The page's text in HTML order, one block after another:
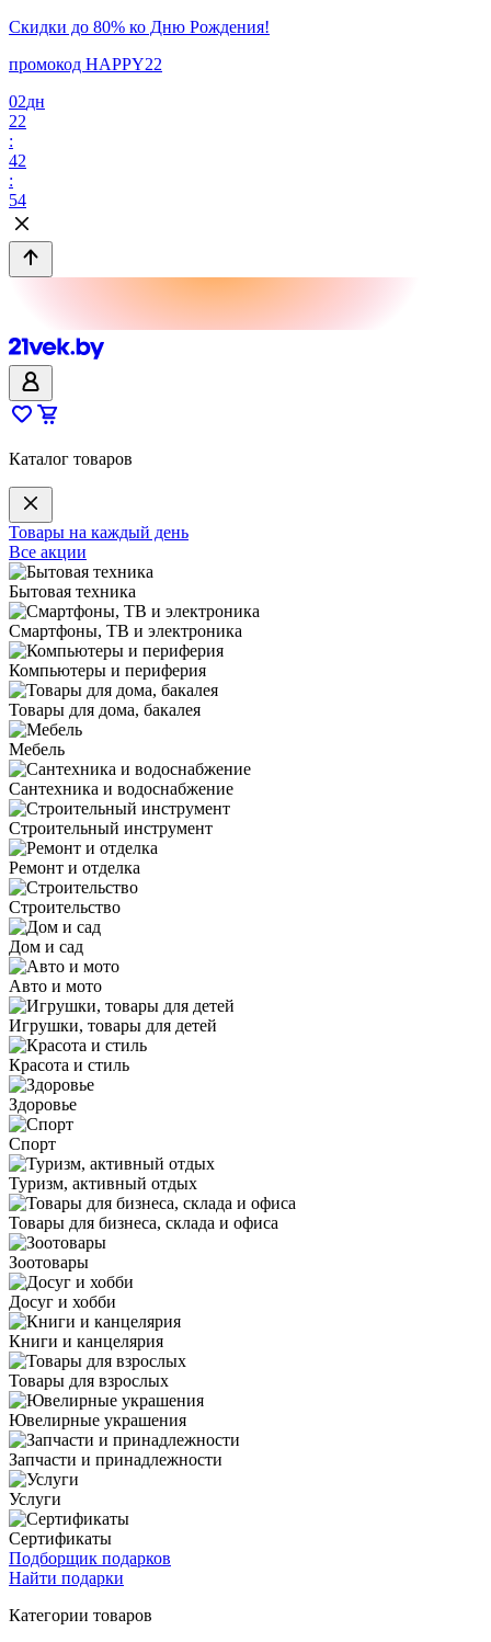
Скидки до 80% ко Дню Рождения!
промокод HAPPY22
02дн
22
:
42
:
54
Каталог товаров
Товары на каждый день
Все акции
Бытовая техника
Смартфоны, ТВ и электроника
Компьютеры и периферия
Товары для дома, бакалея
Мебель
Сантехника и водоснабжение
Строительный инструмент
Ремонт и отделка
Строительство
Дом и сад
Авто и мото
Игрушки, товары для детей
Красота и стиль
Здоровье
Спорт
Туризм, активный отдых
Товары для бизнеса, склада и офиса
Зоотовары
Досуг и хобби
Книги и канцелярия
Товары для взрослых
Ювелирные украшения
Запчасти и принадлежности
Услуги
Сертификаты
Подборщик подарков
Найти подарки
Категории товаров